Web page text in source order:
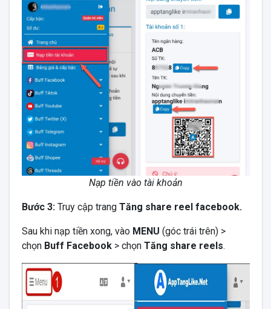
Nạp tiền vào tài khoản
Bước 3:Truy cập trang Tăng share reel facebook.
Sau khi nạp tiền xong, vào MENU (góc trái trên) >
chọn Buff Facebook> chọn Tăng share reels.